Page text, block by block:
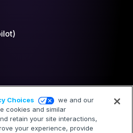
Choices
we and our
cookies and similar
retain your site interactions,
your experience, provide